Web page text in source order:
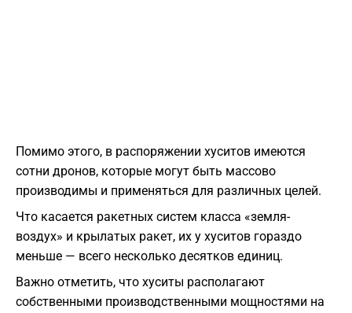
Помимо этого, в распоряжении хуситов имеются
сотни дронов, которые могут быть массово
производимы и применяться для различных целей.
Что касается ракетных систем класса «земля-
воздух» и крылатых ракет, их у хуситов гораздо
меньше — всего несколько десятков единиц.
Важно отметить, что хуситы располагают
собственными производственными мощностями на